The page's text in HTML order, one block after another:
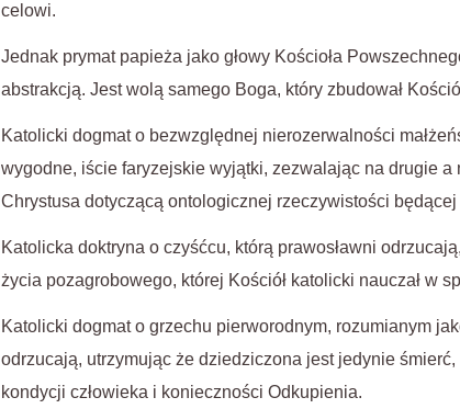
celowi.
Jednak prymat papieża jako głowy Kościoła
abstrakcją. Jest wolą samego Boga, który zbudował
Katolicki dogmat o bezwzględnej nierozerwalności
wygodne, iście faryzejskie wyjątki, zezwalając na drugie
Chrystusa dotyczącą ontologicznej rzeczywistości
Katolicka doktryna o czyśćcu, którą prawosławni
życia pozagrobowego, której Kościół katolicki nauczał w
Katolicki dogmat o grzechu pierworodnym, rozumianym
odrzucają, utrzymując że dziedziczona jest jedynie
kondycji człowieka i konieczności Odkupienia.